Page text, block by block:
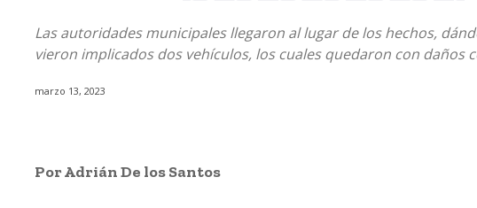
Las autoridades municipales llegaron al lugar de los hechos,
vieron implicados dos vehículos, los cuales quedaron con daños
marzo 13, 2023
Por Adrián De los Santos